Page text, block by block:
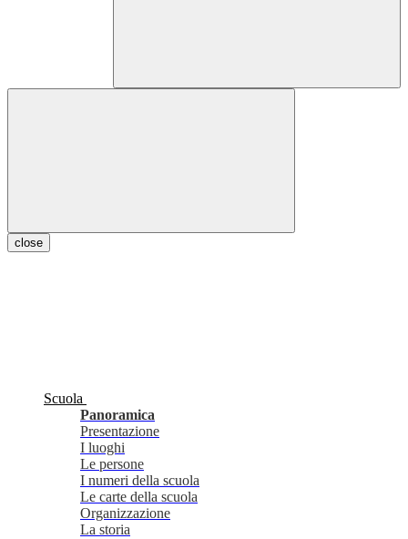
close
Scuola
Panoramica
Presentazione
I luoghi
Le persone
I numeri della scuola
Le carte della scuola
Organizzazione
La storia